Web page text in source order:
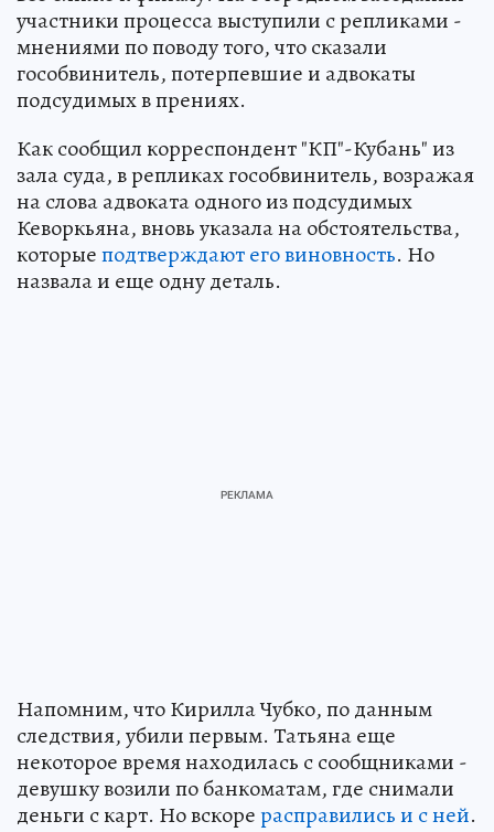
участники процесса выступили с репликами -
мнениями по поводу того, что сказали
гособвинитель, потерпевшие и адвокаты
подсудимых в прениях.
Как сообщил корреспондент "КП"-Кубань" из
зала суда, в репликах гособвинитель, возражая
на слова адвоката одного из подсудимых
Кеворкьяна, вновь указала на обстоятельства,
которыеподтверждают его виновность. Но
назвала и еще одну деталь.
Напомним, что Кирилла Чубко, по данным
следствия, убили первым. Татьяна еще
некоторое время находилась с сообщниками -
девушку возили по банкоматам, где снимали
деньги с карт. Но вскорерасправились и с ней.